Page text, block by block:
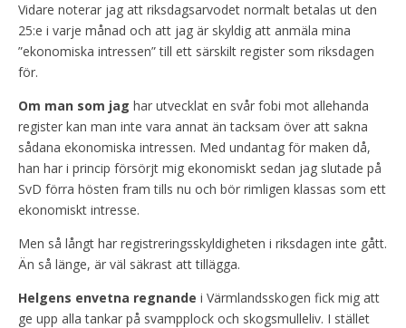
Vidare noterar jag att riksdagsarvodet normalt betalas ut den
25:e i varje månad och att jag är skyldig att anmäla mina
”ekonomiska intressen” till ett särskilt register som riksdagen
för.
Om man som jag har utvecklat en svår fobi mot allehanda
register kan man inte vara annat än tacksam över att sakna
sådana ekonomiska intressen. Med undantag för maken då,
han har i princip försörjt mig ekonomiskt sedan jag slutade på
SvD förra hösten fram tills nu och bör rimligen klassas som ett
ekonomiskt intresse.
Men så långt har registreringsskyldigheten i riksdagen inte gått.
Än så länge, är väl säkrast att tillägga.
Helgens envetna regnande i Värmlandsskogen fick mig att
ge upp alla tankar på svampplock och skogsmulleliv. I stället